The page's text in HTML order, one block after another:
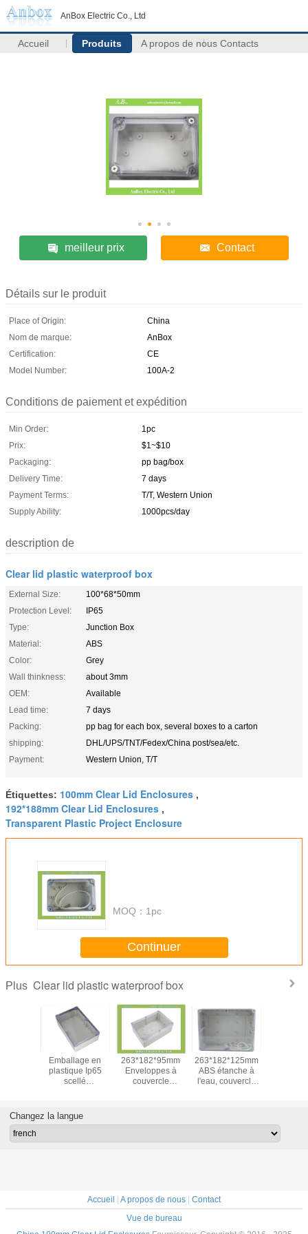
AnBox Electric Co., Ltd
Accueil Produits A propos de nous Contacts
meilleur prix Contact
Détails sur le produit
Place of Origin:
China
Nom de marque:
AnBox
Certification:
CE
Model Number:
100A-2
Conditions de paiement et expédition
Min Order:
1pc
Prix:
$1~$10
Packaging:
pp bag/box
Delivery Time:
7 days
Payment Terms:
T/T, Western Union
Supply Ability:
1000pcs/day
description de
Clear lid plastic waterproof box
External Size:
100*68*50mm
Protection Level:
IP65
Type:
Junction Box
Material:
ABS
Color:
Grey
Wall thinkness:
about 3mm
OEM:
Available
Lead time:
7 days
Packing:
pp bag for each box, several boxes to a carton
shipping:
DHL/UPS/TNT/Fedex/China post/sea/etc.
Payment:
Western Union, T/T
Étiquettes: 100mm Clear Lid Enclosures ,
192*188mm Clear Lid Enclosures ,
Transparent Plastic Project Enclosure
MOQ： 1pc
Continuer
Plus Clear lid plastic waterproof box
contre
liés à
d'un
de
Emballage en
plastique Ip65
scellé
transparent
263*182*95mm
Enveloppes à
couvercle
263*182*125mm
ABS étanche à
l'eau, couvercle
Changez la langue
Accueil | A propos de nous | Contact
Vue de bureau